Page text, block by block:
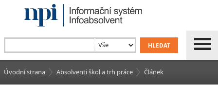
Úvodní strana Absolventi škol a trh práce Článek